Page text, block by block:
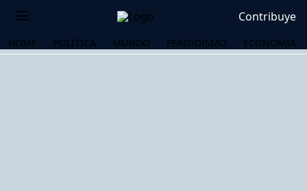
Contribuye
HOME POLÍTICA MUNDO PERIODISMO ECONOMÍA